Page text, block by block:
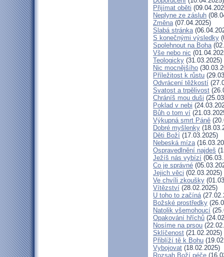
Přijímat oběti
Neplyne ze zásluh
Změna(07.04.2025)
Slabá stránka
S konečnými výsledky
Spolehnout na Boha
Vše nebo nic
Teologicky (31.03.2025)
Nic mocnějšího
Příležitost k růstu
Odvrácení těžkostí
Svatost a trpělivost
Chráníš mou duši
Poklad v nebi
Bůh o tom ví
Výkupná smrt Páně
Dobré myšlenky
Děti Boží (17.03.2025)
Nebeská míza
Ospravedlnění najdeš
Ježíš nás vybízí
Co je správné
Jejich věci (02.03.2025)
Ve chvíli zkoušky
Vítězství (28.02.2025)
U toho to začíná
Božské prostředky
Natolik všemohoucí
Opakování hříchů
Nosíme na prsou
Sklíčenost (21.02.2025)
Přiblíží tě k Bohu
Vybojovat (18.02.2025)
Rozsah Boží péče